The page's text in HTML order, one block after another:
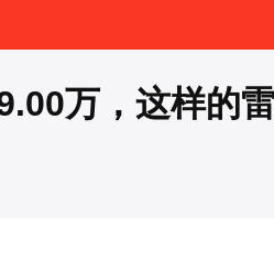
万，这样的